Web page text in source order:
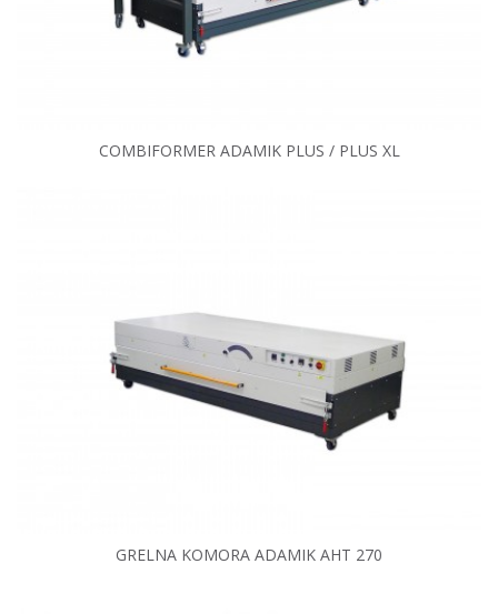
COMBIFORMER ADAMIK PLUS / PLUS XL
GRELNA KOMORA ADAMIK AHT 270